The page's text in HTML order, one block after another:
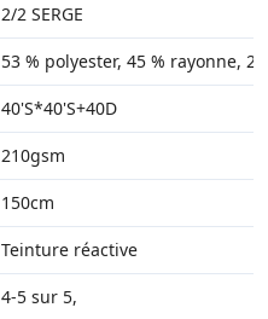
2/2 SERGE
53 % polyester, 45 % rayonne, 2
40'S*40'S+40D
210gsm
150cm
Teinture réactive
4-5 sur 5,